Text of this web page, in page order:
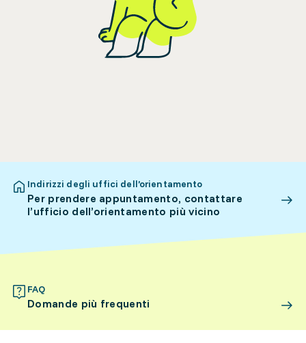
Indirizzi degli uffici dell’orientamento
Per prendere appuntamento, contattare
l’ufficio dell’orientamento più vicino
FAQ
Domande più frequenti